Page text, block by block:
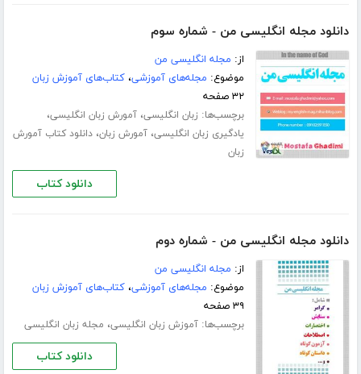
دانلود مجله انگلیسی من - شماره سوم
از: مجله انگلیسی من
موضوع: مجله‌های آموزشی،کتاب‌های آموزش زبان
۳۲ صفحه
برچسب‌ها: زبان انگلیسی،آمورش زبان انگلیسی،
یادگیری زبان انگلیسی،آمورش زبان،دانلود کتاب آمورش
زبان
دانلود کتاب
دانلود مجله انگلیسی من - شماره دوم
از: مجله انگلیسی من
موضوع: مجله‌های آموزشی،کتاب‌های آموزش زبان
۳۹ صفحه
برچسب‌ها:آموزش زبان انگلیسی، مجله زبان انگلیسی
دانلود کتاب